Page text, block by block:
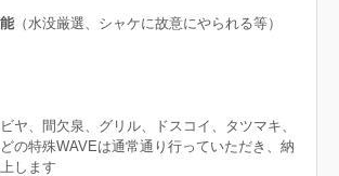
（水没厳選、シャケに故意にやられる等）
ヤ、間欠泉、グリル、ドスコイ、タツマキ、
の特殊WAVEは通常通り行っていただき、納
します